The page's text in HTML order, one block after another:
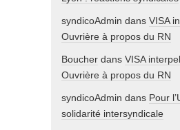
syndicoAdmin dans VISA
Ouvrière à propos du RN
Boucher dans VISA
Ouvrière à propos du RN
syndicoAdmin dans Pour
solidarité intersyndicale